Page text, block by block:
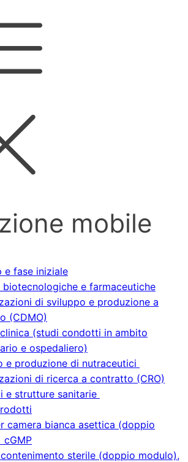
mobile
e fase iniziale
biotecnologiche e farmaceutiche
di sviluppo e produzione a
(CDMO)
(studi condotti in ambito
e ospedaliero)
e produzione di nutraceutici
di ricerca a contratto (CRO)
e strutture sanitarie
camera bianca asettica (doppio
cGMP
sterile (doppio modulo),